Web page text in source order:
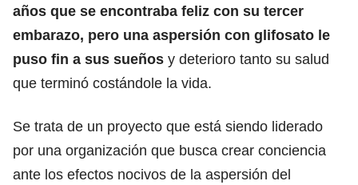
años que se encontraba feliz con su tercer
embarazo, pero una aspersión con glifosato le
puso fin a sus sueños y deterioro tanto su salud
que terminó costándole la vida.
Se trata de un proyecto que está siendo liderado
por una organización que busca crear conciencia
ante los efectos nocivos de la aspersión del